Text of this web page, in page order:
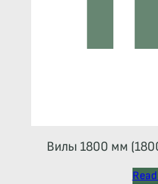
Вилы 1800 мм